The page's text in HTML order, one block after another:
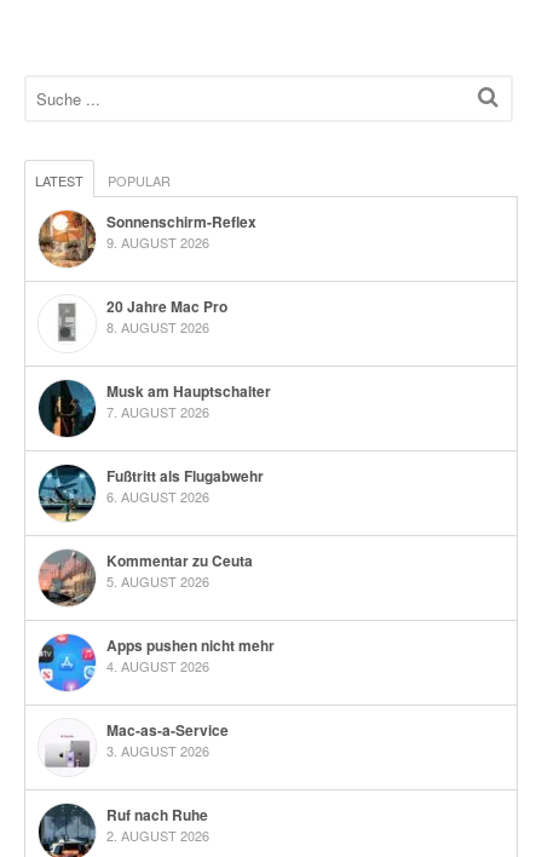
LATEST POPULAR
Sonnenschirm-Reflex
9. AUGUST 2026
20 Jahre Mac Pro
8. AUGUST 2026
Musk am Hauptschalter
7. AUGUST 2026
Fußtritt als Flugabwehr
6. AUGUST 2026
Kommentar zu Ceuta
5. AUGUST 2026
Apps pushen nicht mehr
4. AUGUST 2026
Mac-as-a-Service
3. AUGUST 2026
Ruf nach Ruhe
2. AUGUST 2026